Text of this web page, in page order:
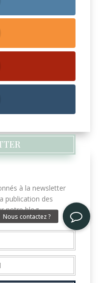
à la newsletter
publication des
notre blog.